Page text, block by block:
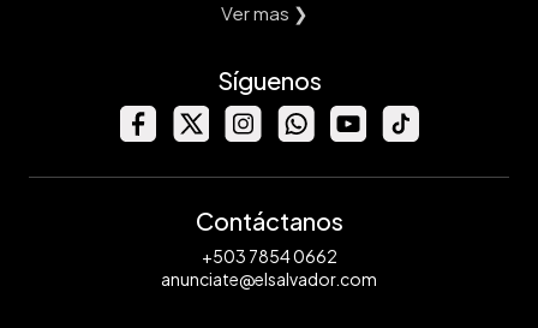
Ver mas ❯
Síguenos
Contáctanos
+503 7854 0662
anunciate@elsalvador.com